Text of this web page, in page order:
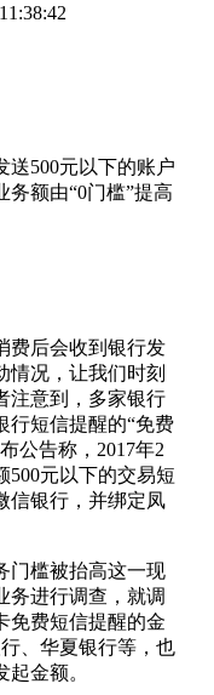
送500元以下的账户
额由“0门槛”提高
后会收到银行发
情况，让我们时刻
注意到，多家银行
行短信提醒的“免费
公告称，2017年2
500元以下的交易短
信银行，并绑定凤
槛被抬高这一现
务进行调查，就调
免费短信提醒的金
、华夏银行等，也
金额。